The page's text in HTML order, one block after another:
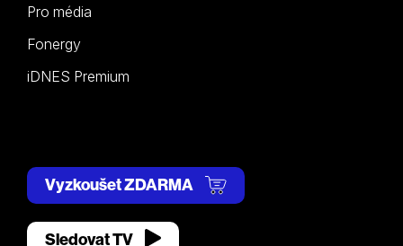
Pro média
Fonergy
iDNES Premium
Vyzkoušet ZDARMA
Sledovat TV